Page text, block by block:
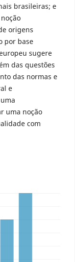
brasileiras; e
origens
por base
sugere
das questões
das normas e
e
uma noção
com